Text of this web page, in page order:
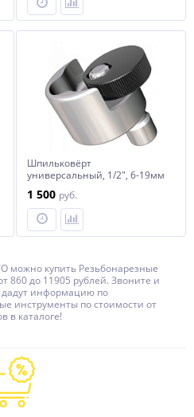
Шпильковёрт
универсальный, 1/2", 6-19мм
1 500 руб.
можно купить Резьбонарезные
860 до 11905 рублей. Звоните и
дадут информацию по
инструменты по стоимости от
в каталоге!